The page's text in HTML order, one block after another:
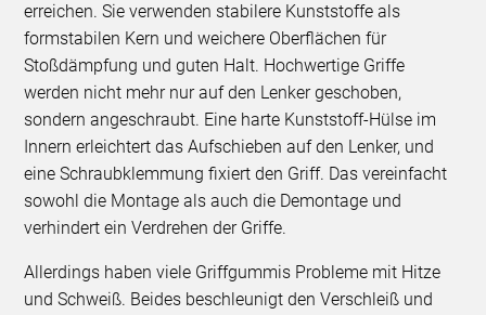
erreichen. Sie verwenden stabilere Kunststoffe als
formstabilen Kern und weichere Oberflächen für
Stoßdämpfung und guten Halt. Hochwertige Griffe
werden nicht mehr nur auf den Lenker geschoben,
sondern angeschraubt. Eine harte Kunststoff-Hülse im
Innern erleichtert das Aufschieben auf den Lenker, und
eine Schraubklemmung fixiert den Griff. Das vereinfacht
sowohl die Montage als auch die Demontage und
verhindert ein Verdrehen der Griffe.
Allerdings haben viele Griffgummis Probleme mit Hitze
und Schweiß. Beides beschleunigt den Verschleiß und